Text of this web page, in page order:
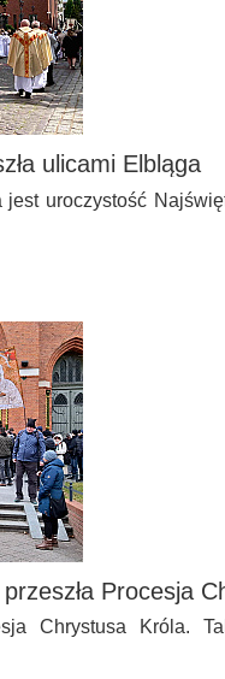
ulicami Elbląga
uroczystość
Procesja
Chrystusa Króla.